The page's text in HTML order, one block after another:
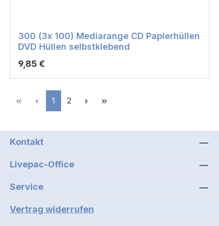
300 (3x 100) Mediarange CD Papierhüllen
DVD Hüllen selbstklebend
Regulärer Preis:
9,85 €
Seite
1 Seite
2
Kontakt
Livepac-Office
Service
Vertrag widerrufen